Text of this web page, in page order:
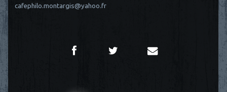
cafephilo.montargis@yahoo.fr